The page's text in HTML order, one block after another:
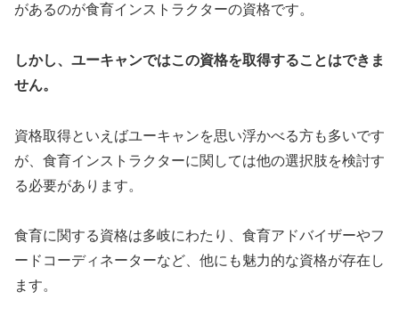
があるのが食育インストラクターの資格です。
しかし、ユーキャンではこの資格を取得することはできま
せん。
資格取得といえばユーキャンを思い浮かべる方も多いです
が、食育インストラクターに関しては他の選択肢を検討す
る必要があります。
食育に関する資格は多岐にわたり、食育アドバイザーやフ
ードコーディネーターなど、他にも魅力的な資格が存在し
ます。